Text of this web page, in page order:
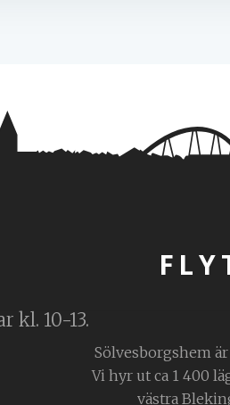
kl. 10-13.
Sölvesborgshem
Vi hyr ut ca 1 400
västra